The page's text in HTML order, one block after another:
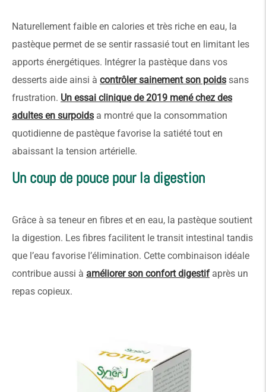
Naturellement faible en calories et très riche en eau, la
pastèque permet de se sentir rassasié tout en limitant les
apports énergétiques. Intégrer la pastèque dans vos
desserts aide ainsi à contrôler sainement son poids sans
frustration. Un essai clinique de 2019 mené chez des
adultes en surpoids a montré que la consommation
quotidienne de pastèque favorise la satiété tout en
abaissant la tension artérielle.
Un coup de pouce pour la digestion
Grâce à sa teneur en fibres et en eau, la pastèque soutient
la digestion. Les fibres facilitent le transit intestinal tandis
que l’eau favorise l’élimination. Cette combinaison idéale
contribue aussi à améliorer son confort digestifaprès un
repas copieux.